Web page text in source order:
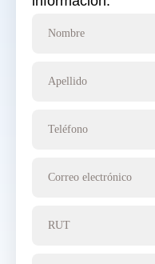
Nombre
Apellido
Teléfono
Correo electrónico
RUT